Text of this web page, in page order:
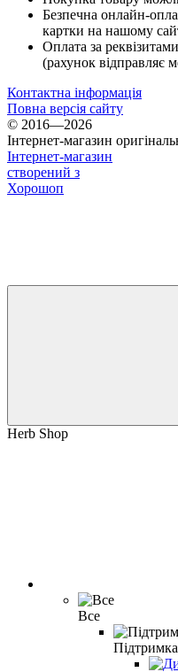
Безпечна онлайн-
картки на нашому
Оплата за
(рахунок відправляє
Контактна інформація
Повна версія сайту
© 2016—2026
Інтернет-магазин
Інтернет-магазин
створений з
Хорошоп
Herb Shop
Все